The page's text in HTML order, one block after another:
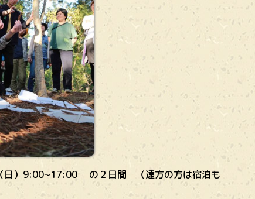
日）9:00~17:00 の２日間 （遠方の方は宿泊も